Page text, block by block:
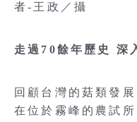
者-王政／攝
走過70餘年歷史 深
回顧台灣的菇類發
在位於霧峰的農試